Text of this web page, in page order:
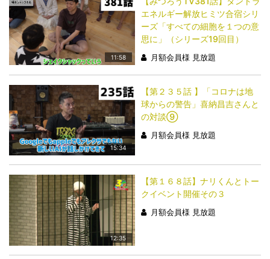
11:58
エネルギー解放ヒミツ合宿シリ
ーズ「すべての細胞を１つの意
思に」（シリーズ19回目）
月額会員様 見放題
15:34
【第２３５話 】「コロナは地
球からの警告」喜納昌吉さんと
の対談⑨
月額会員様 見放題
12:35
【第１６８話】ナリくんとトー
クイベント開催その３
月額会員様 見放題